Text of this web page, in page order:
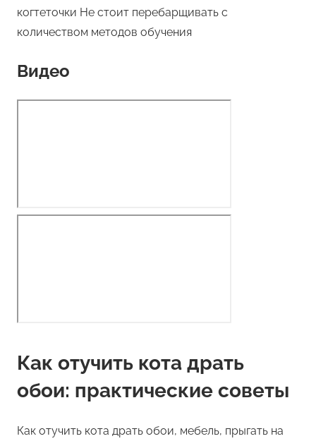
когтеточки Не стоит перебарщивать с
количеством методов обучения
Видео
Как отучить кота драть
обои: практические советы
Как отучить кота драть обои, мебель, прыгать на